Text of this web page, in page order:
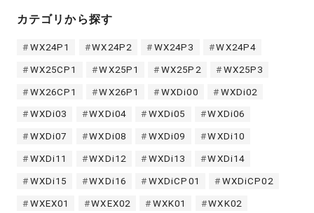
カテゴリから探す
WX24P1 WX24P2 WX24P3 WX24P4
WX25CP1 WX25P1 WX25P2 WX25P3
WX26CP1 WX26P1 WXDi00 WXDi02
WXDi03 WXDi04 WXDi05 WXDi06
WXDi07 WXDi08 WXDi09 WXDi10
WXDi11 WXDi12 WXDi13 WXDi14
WXDi15 WXDi16 WXDiCP01 WXDiCP02
WXEX01 WXEX02 WXK01 WXK02